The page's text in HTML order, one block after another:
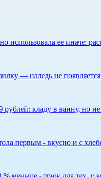
ее иначе:
— наледь не
кладу в ванну, но
первым - вкусно и с